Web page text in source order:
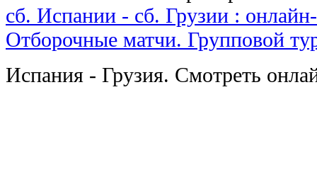
сб. Испании - сб. Грузии :
Отборочные матчи. Групповой
Испания - Грузия. Смотреть